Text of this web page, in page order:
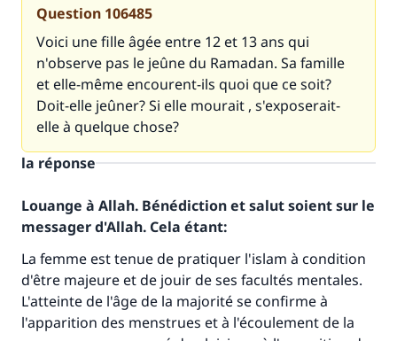
Question 106485
Voici une fille âgée entre 12 et 13 ans qui
n'observe pas le jeûne du Ramadan. Sa famille
et elle-même encourent-ils quoi que ce soit?
Doit-elle jeûner? Si elle mourait , s'exposerait-
elle à quelque chose?
la réponse
Louange à Allah. Bénédiction et salut soient sur le
messager d'Allah. Cela étant:
La femme est tenue de pratiquer l'islam à condition
d'être majeure et de jouir de ses facultés mentales.
L'atteinte de l'âge de la majorité se confirme à
l'apparition des menstrues et à l'écoulement de la